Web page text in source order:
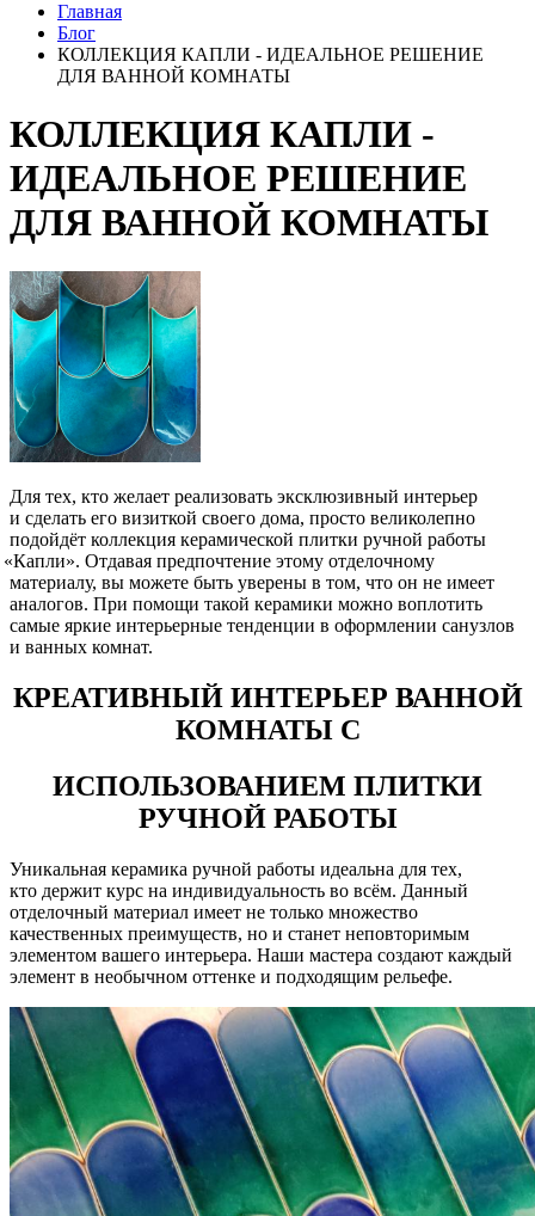
Главная
Блог
КОЛЛЕКЦИЯ КАПЛИ - ИДЕАЛЬНОЕ РЕШЕНИЕ
ДЛЯ ВАННОЙ КОМНАТЫ
КОЛЛЕКЦИЯ КАПЛИ -
ИДЕАЛЬНОЕ РЕШЕНИЕ
ДЛЯ ВАННОЙ КОМНАТЫ
Для тех, кто желает реализовать эксклюзивный интерьер
и сделать его визиткой своего дома, просто великолепно
подойдёт коллекция керамической плитки ручной работы
«Капли». Отдавая предпочтение этому отделочному
материалу, вы можете быть уверены в том, что он не имеет
аналогов. При помощи такой керамики можно воплотить
самые яркие интерьерные тенденции в оформлении санузлов
и ванных комнат.
КРЕАТИВНЫЙ ИНТЕРЬЕР ВАННОЙ
КОМНАТЫ С
ИСПОЛЬЗОВАНИЕМ ПЛИТКИ
РУЧНОЙ РАБОТЫ
Уникальная керамика ручной работы идеальна для тех,
кто держит курс на индивидуальность во всём. Данный
отделочный материал имеет не только множество
качественных преимуществ, но и станет неповторимым
элементом вашего интерьера. Наши мастера создают каждый
элемент в необычном оттенке и подходящим рельефе.